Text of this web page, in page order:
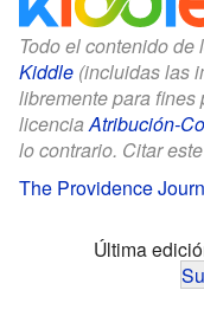
Todo el contenido de
Kiddle (incluidas las
libremente para
licenciaAtribución-
lo contrario. Citar
The Providence
Última